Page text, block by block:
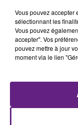
Publié : 25 avril
Vous pouvez accepter
sélectionnant les
Vous pouvez
accepter". Vos
pouvez mettre à jour
moment via le lien